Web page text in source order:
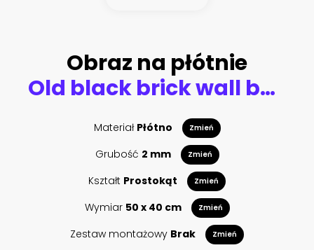
Obraz na płótnie
Old black brick wall background.
Materiał Płótno Zmień
Grubość 2 mm Zmień
Kształt Prostokąt Zmień
Wymiar 50 x 40 cm Zmień
Zestaw montażowy Brak Zmień